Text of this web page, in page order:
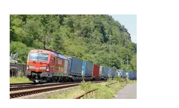
Pirna
Bahnhöfe (R - Z)
Rastatt
Recklinghausen